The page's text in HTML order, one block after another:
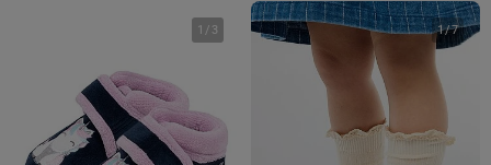
1 / 3 1/7